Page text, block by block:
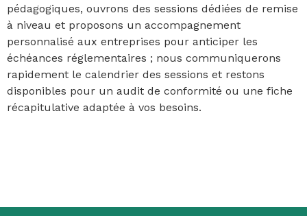
pédagogiques, ouvrons des sessions dédiées de remise
à niveau et proposons un accompagnement
personnalisé aux entreprises pour anticiper les
échéances réglementaires ; nous communiquerons
rapidement le calendrier des sessions et restons
disponibles pour un audit de conformité ou une fiche
récapitulative adaptée à vos besoins.